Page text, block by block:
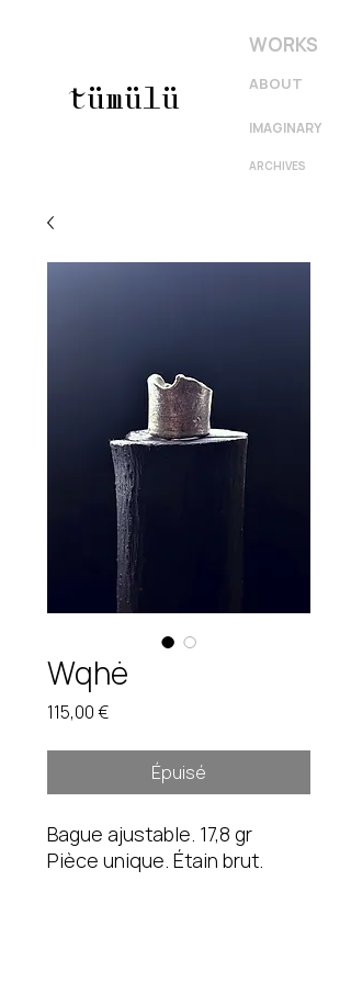
WORKS
tümülü
ARCHIVES
IMAGINARY
ABOUT
Wqhė
115,00 €
Épuisé
Bague ajustable. 17,8 gr
Pièce unique. Étain brut.